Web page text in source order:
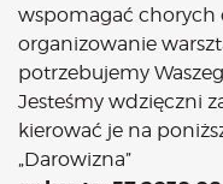
wspomagać chorych
organizowanie
potrzebujemy
Jesteśmy wdzięczni
kierować je na
„Darowizna”